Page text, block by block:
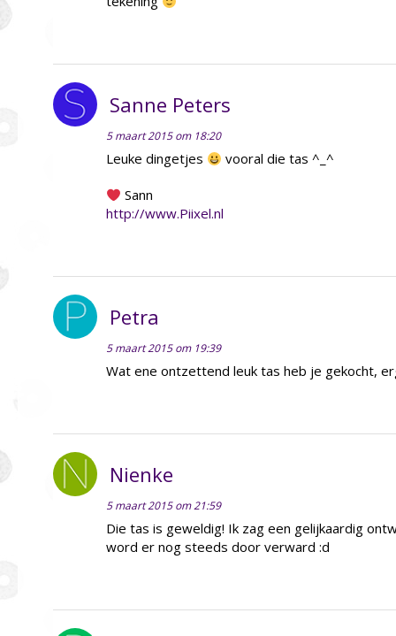
Sanne Peters
5 maart 2015 om 18:20
Leuke dingetjes vooral die tas ^_^
Sann
http://www.Piixel.nl
Petra
5 maart 2015 om 19:39
Wat ene ontzettend leuk tas heb je gekocht,
Nienke
5 maart 2015 om 21:59
Die tas is geweldig! Ik zag een gelijkaardig
word er nog steeds door verward :d